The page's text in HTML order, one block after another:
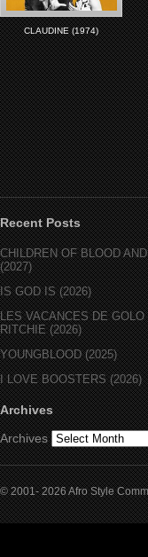
CLAUDINE (1974)
Recent Posts
CHILDREN OF BLOOD
(2027)
IS GOD IS (2026)
LES VACANCES DE GOLO
RITCHIE (2026)
YOUNGBLOOD (2025)
I LOVE BOOSTERS (2026)
Archives
Archives
© 2001- 2026 Afro Style